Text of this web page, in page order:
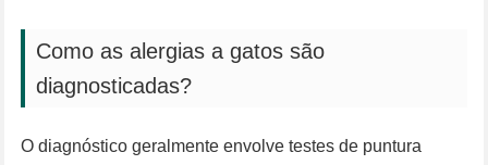
Como as alergias a gatos são
diagnosticadas?
O diagnóstico geralmente envolve testes de puntura